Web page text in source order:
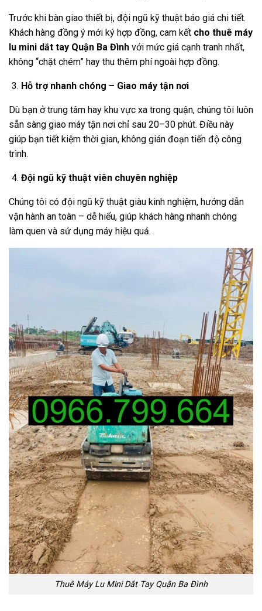
Trước khi bàn giao thiết bị, đội ngũ kỹ thuật báo giá chi tiết.
Khách hàng đồng ý mới ký hợp đồng, cam kết cho thuê máy
lu mini dắt tay Quận Ba Đình với mức giá cạnh tranh nhất,
không “chặt chém” hay thu thêm phí ngoài hợp đồng.
Hỗ trợ nhanh chóng – Giao máy tận nơi
Dù bạn ở trung tâm hay khu vực xa trong quận, chúng tôi luôn
sẵn sàng giao máy tận nơi chỉ sau 20–30 phút. Điều này
giúp bạn tiết kiệm thời gian, không gián đoạn tiến độ công
trình.
Đội ngũ kỹ thuật viên chuyên nghiệp
Chúng tôi có đội ngũ kỹ thuật giàu kinh nghiệm, hướng dẫn
vận hành an toàn – dễ hiểu, giúp khách hàng nhanh chóng
làm quen và sử dụng máy hiệu quả.
Thuê Máy Lu Mini Dắt Tay Quận Ba Đình